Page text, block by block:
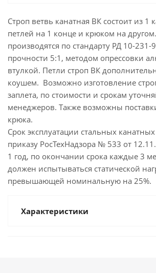
Строп ветвь канатная ВК состоит из 1
петлей на 1 конце и крюком на
производятся по стандарту РД 10-231-
прочности 5:1, методом опрессовки
втулкой. Петли строп ВК
коушем. Возможно изготовление
заплета, по стоимости и срокам
менеджеров. Также возможны
крюка.
Срок эксплуатации стальных канатных
приказу РосТехНадзора № 533 от
1 год, по окончании срока каждые 3
должен испытываться статической
превышающей номинальную на 25%.
Характеристики